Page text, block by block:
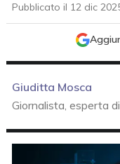
Pubblicato il 12 dic
Giuditta Mosca
Giornalista, esperta